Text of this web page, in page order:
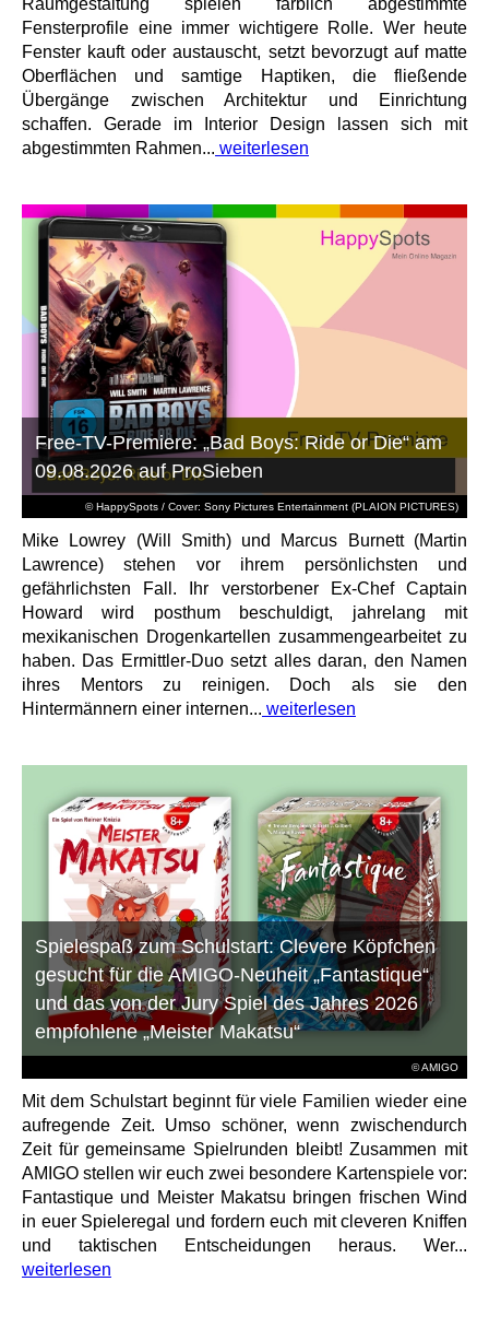
Fensterprofile eine immer wichtigere Rolle. Wer heute
Fenster kauft oder austauscht, setzt bevorzugt auf matte
Oberflächen und samtige Haptiken, die fließende
Übergänge zwischen Architektur und Einrichtung
schaffen. Gerade im Interior Design lassen sich mit
abgestimmten Rahmen... weiterlesen
© HappySpots / Cover: Sony Pictures Entertainment (PLAION PICTURES)
Free-TV-Premiere: „Bad Boys: Ride or Die“ am
09.08.2026 auf ProSieben
Mike Lowrey (Will Smith) und Marcus Burnett (Martin
Lawrence) stehen vor ihrem persönlichsten und
gefährlichsten Fall. Ihr verstorbener Ex-Chef Captain
Howard wird posthum beschuldigt, jahrelang mit
mexikanischen Drogenkartellen zusammengearbeitet zu
haben. Das Ermittler-Duo setzt alles daran, den Namen
ihres Mentors zu reinigen. Doch als sie den
Hintermännern einer internen... weiterlesen
© AMIGO
Spielespaß zum Schulstart: Clevere Köpfchen
gesucht für die AMIGO-Neuheit „Fantastique“
und das von der Jury Spiel des Jahres 2026
empfohlene „Meister Makatsu“
Mit dem Schulstart beginnt für viele Familien wieder eine
aufregende Zeit. Umso schöner, wenn zwischendurch
Zeit für gemeinsame Spielrunden bleibt! Zusammen mit
AMIGO stellen wir euch zwei besondere Kartenspiele vor:
Fantastique und Meister Makatsu bringen frischen Wind
in euer Spieleregal und fordern euch mit cleveren Kniffen
und taktischen Entscheidungen heraus. Wer...
weiterlesen